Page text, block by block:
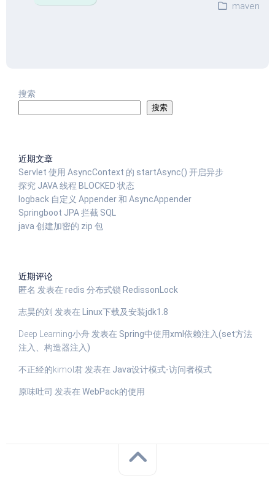
maven
搜索
搜索
近期文章
Servlet 使用 AsyncContext 的 startAsync() 开启异步
探究 JAVA 线程 BLOCKED 状态
logback 自定义 Appender 和 AsyncAppender
Springboot JPA 拦截 SQL
java 创建加密的 zip 包
近期评论
匿名 发表在 redis 分布式锁 RedissonLock
志昊的刘 发表在 Linux下载及安装jdk1.8
Deep Learning小舟 发表在 Spring中使用xml依赖注入(set方法
注入、构造器注入)
不正经的kimol君 发表在 Java设计模式-访问者模式
原味吐司 发表在 WebPack的使用